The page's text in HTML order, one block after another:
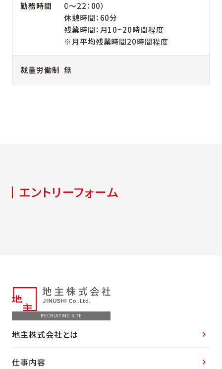
勤務時間
0～22：00）
休憩時間：60分
残業時間：月10~20時間程度
※月平均残業時間20時間程度
裁量労働制 無
エントリーフォーム
RECRUITING SITE
地主株式会社とは
仕事内容